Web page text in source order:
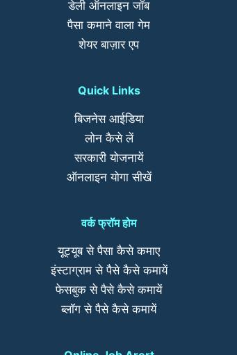
डेली ऑनलाइन जॉब
पैसा कमाने वाला गेम
शेयर बाज़ार एप
Quick Links
बिजनेस आईडिया
लोन कैसे लें
सरकारी योजनायें
ऑनलाइन योगा सीखें
वर्क फ्रॉम होम
यूट्यूब से पैसा कैसे कमाए
इंस्टाग्राम से पैसे कैसे कमायें
फेसबुक से पैसे कैसे कमायें
ब्लॉग से पैसे कैसे कमायें